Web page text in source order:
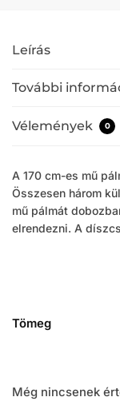
Leírás
További
Vélemények 0
A 170 cm-es mű
Összesen három
mű pálmát
elrendezni. A
Tömeg
Még nincsenek